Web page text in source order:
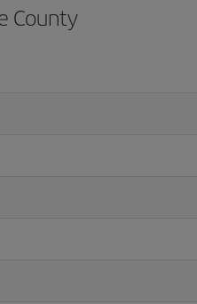
County